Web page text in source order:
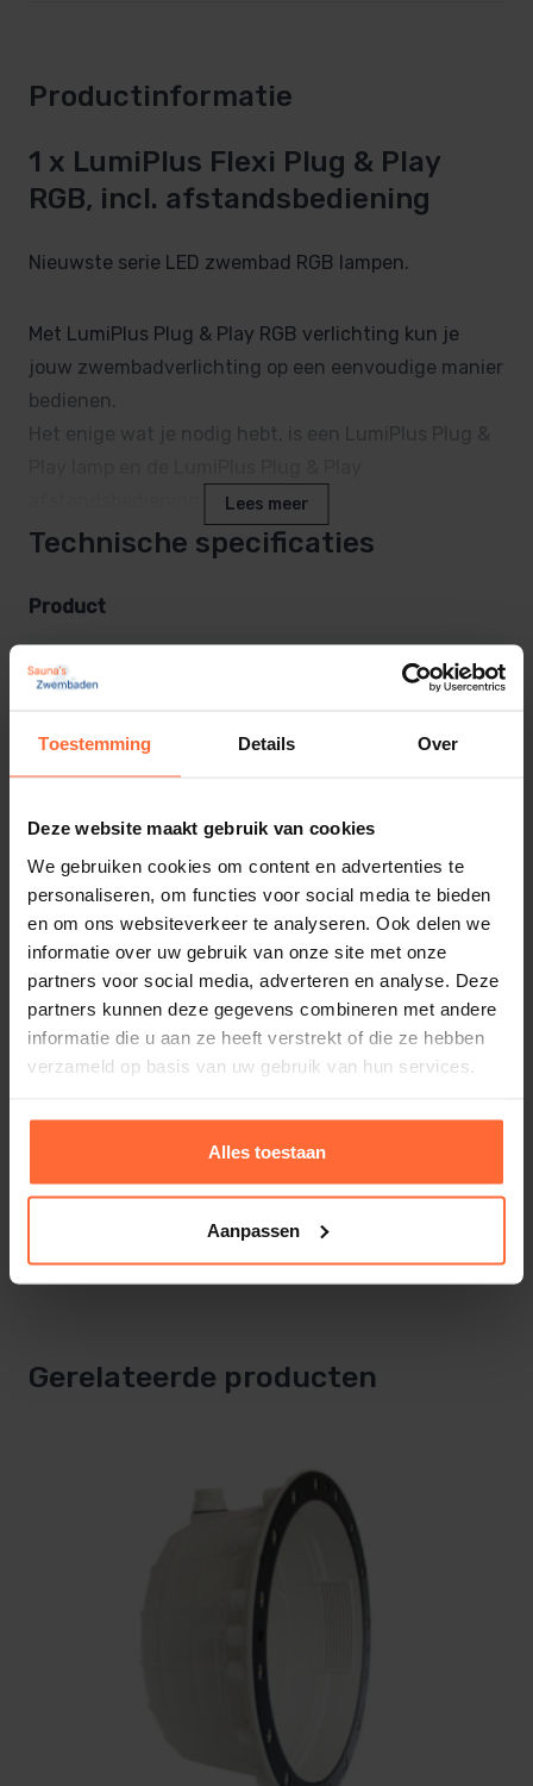
Toestemming Details Over
Deze website maakt gebruik van cookies
We gebruiken cookies om content en advertenties te
personaliseren, om functies voor social media te bieden
en om ons websiteverkeer te analyseren. Ook delen we
informatie over uw gebruik van onze site met onze
partners voor social media, adverteren en analyse. Deze
partners kunnen deze gegevens combineren met andere
informatie die u aan ze heeft verstrekt of die ze hebben
verzameld op basis van uw gebruik van hun services.
Alles toestaan
Aanpassen
Productinformatie
1 x LumiPlus Flexi Plug & Play
RGB, incl. afstandsbediening
Nieuwste serie LED zwembad RGB lampen.
Met LumiPlus Plug & Play RGB verlichting kun je
jouw zwembadverlichting op een eenvoudige manier
bedienen.
Het enige wat je nodig hebt, is een LumiPlus Plug &
afstandsbediening (74399).
Leveringsomvang:
1 x Lumiplus led-lamp met RGB led’s
2,5 m kabel
Wil je deze inbouwen in een bestaandeinbouwnis
voor een zwembad, bestel dan ook de sierring mee.
Dan is deze lamp passend in vrijwel alle normale
standaard PAR 56 nissen.
kleuren.
LumiPlus sierring wit
LumiPlus sierring licht grijs
LumiPlus sierring zwart
Lees meer
Technische specificaties
Product
Astral
Kleur Licht
Kleur verlichting
RGB
SKU
SW-76580M
EAN
8432611384569
Gerelateerde producten